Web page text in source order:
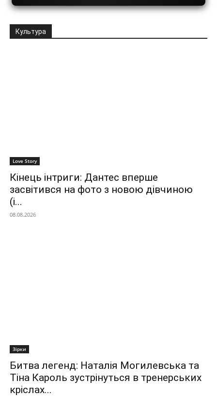
Культура
Love Story
Кінець інтриги: Дантес вперше
засвітився на фото з новою дівчиною
(і...
08.08.2026
Зірки
Битва легенд: Наталія Могилевська та
Тіна Кароль зустрінуться в тренерських
кріслах...